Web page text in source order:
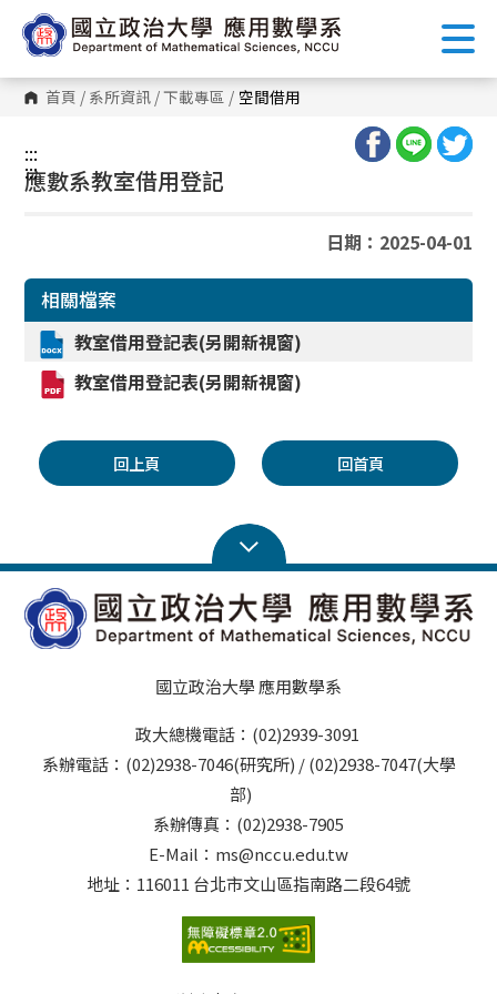
到
主
內
容 首頁 / 系所資訊 /下載專區 / 空間借用
:::
:::
應數系教室借用登記
日期：2025-04-01
相關檔案
教室借用登記表(另開新視窗)
教室借用登記表(另開新視窗)
回上頁 回首頁
國立政治大學 應用數學系
政大總機電話：(02)2939-3091
系辦電話：(02)2938-7046(研究所) / (02)2938-7047(大學
部)
系辦傳真：(02)2938-7905
E-Mail：ms@nccu.edu.tw
地址：116011 台北市文山區指南路二段64號